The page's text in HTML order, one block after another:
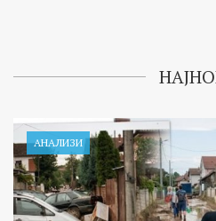
АНАЛИЗИ